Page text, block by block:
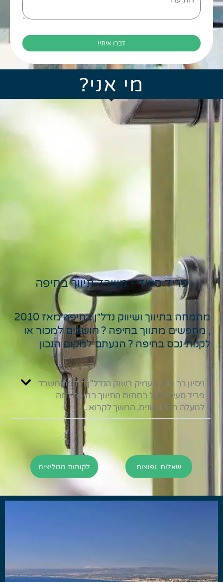
דברו איתי!
מי אני?
פריד סעיד - משרד תיווך בחיפה
מתמחה בתיווך ושיווק נדל״ן בחיפה מאז 2010
, מחפשים מתווך בחיפה ? חושבים למכור או
לקנות נכס בחיפה ? הגעתם למקום הנכון
ניסיון רב וידע מעמיק בשוק הנדל"ן בחיפה משרד
פריד סעיד פועל בתחום התיווך בחיפה מזה
למעלה מ-13 שנים, המשך לקרוא ..
שאלות נפוצות לקוחות ממליצים